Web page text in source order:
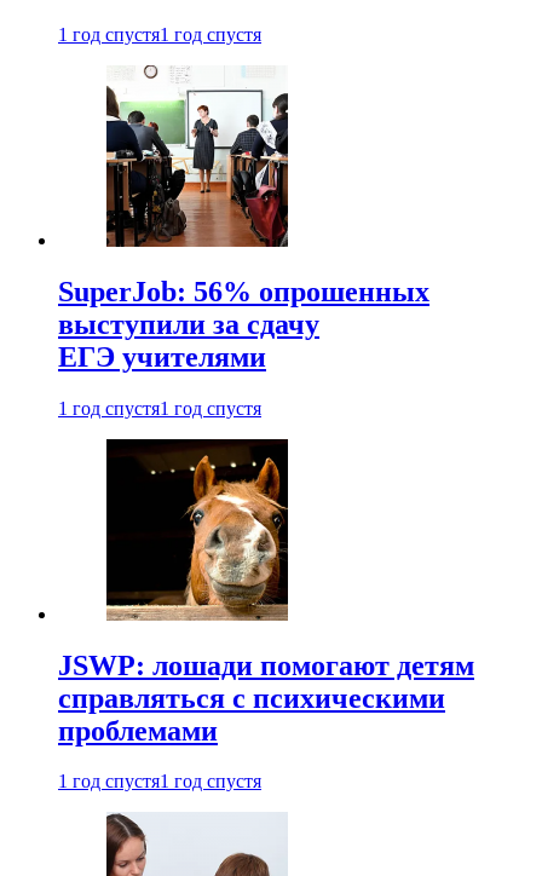
1 год спустя1 год спустя
SuperJob: 56% опрошенных
выступили за сдачу
ЕГЭ учителями
1 год спустя1 год спустя
JSWP: лошади помогают детям
справляться с психическими
проблемами
1 год спустя1 год спустя